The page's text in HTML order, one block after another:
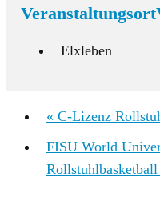
Veranstaltungsort
Elxleben
« C-Lizenz
FISU World
Rollstuhlbasketball